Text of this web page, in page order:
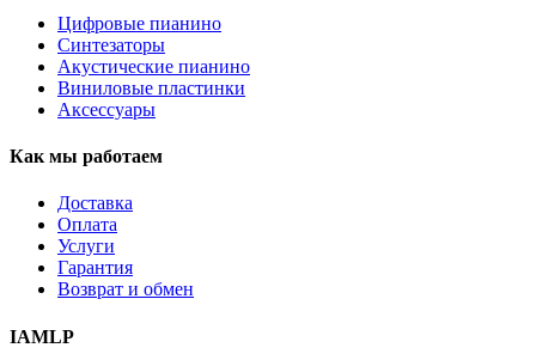
Цифровые пианино
Синтезаторы
Акустические пианино
Виниловые пластинки
Аксессуары
Как мы работаем
Доставка
Оплата
Услуги
Гарантия
Возврат и обмен
IAMLP